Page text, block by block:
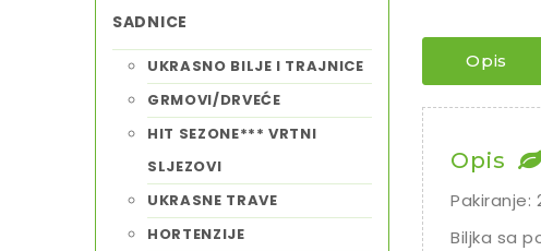
SADNICE
UKRASNO BILJE I TRAJNICE
GRMOVI/DRVEĆE
HIT SEZONE*** VRTNI
SLJEZOVI
UKRASNE TRAVE
HORTENZIJE
Opis
Opis
Pakiranje:
Biljka sa